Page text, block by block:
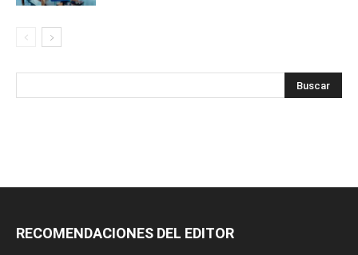
RECOMENDACIONES DEL EDITOR